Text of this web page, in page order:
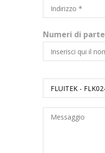
Numeri di parte